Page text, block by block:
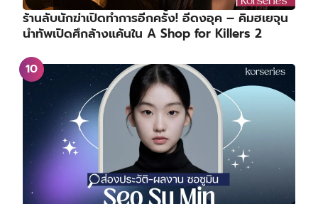
ร้านลับนักฆ่าเปิดทำการอีกครั้ง! อีดงอุค – คิมฮเยจุน
นำทัพเปิดศึกล้างแค้นใน A Shop for Killers 2